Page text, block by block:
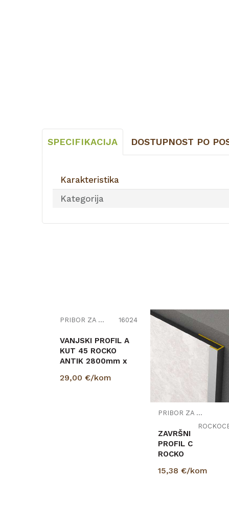
SPECIFIKACIJA DOSTUPNOST PO
Karakteristika
Kategorija
PRIBOR ZA ZIDNE OBLOGE 16024
VANJSKI PROFIL A
KUT 45 ROCKO
ANTIK 2800mm x
29,00 €/kom
PRIBOR ZA ZIDNE OBLOGE
ZAVRŠNI
PROFIL C
ROCKO
2800mm
15,38 €/kom